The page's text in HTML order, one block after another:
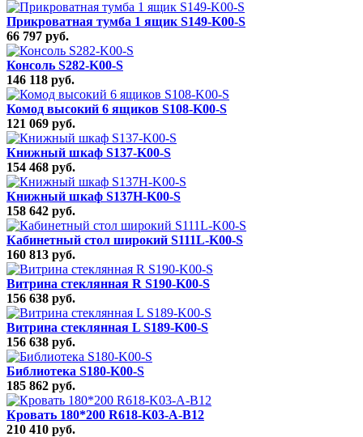
Прикроватная тумба 1 ящик S149-K00-S
66 797 руб.
Консоль S282-K00-S
146 118 руб.
Комод высокий 6 ящиков S108-K00-S
121 069 руб.
Книжный шкаф S137-K00-S
154 468 руб.
Книжный шкаф S137H-K00-S
158 642 руб.
Кабинетный стол широкий S111L-K00-S
160 813 руб.
Витрина стеклянная R S190-K00-S
156 638 руб.
Витрина стеклянная L S189-K00-S
156 638 руб.
Библиотека S180-K00-S
185 862 руб.
Кровать 180*200 R618-K03-A-B12
210 410 руб.